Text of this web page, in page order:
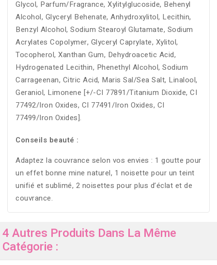
Glycol, Parfum/Fragrance, Xylitylglucoside, Behenyl
Alcohol, Glyceryl Behenate, Anhydroxylitol, Lecithin,
Benzyl Alcohol, Sodium Stearoyl Glutamate, Sodium
Acrylates Copolymer, Glyceryl Caprylate, Xylitol,
Tocopherol, Xanthan Gum, Dehydroacetic Acid,
Hydrogenated Lecithin, Phenethyl Alcohol, Sodium
Carrageenan, Citric Acid, Maris Sal/Sea Salt, Linalool,
Geraniol, Limonene [+/-CI 77891/Titanium Dioxide, CI
77492/Iron Oxides, CI 77491/Iron Oxides, CI
77499/Iron Oxides].
Conseils beauté :
Adaptez la couvrance selon vos envies : 1 goutte pour
un effet bonne mine naturel, 1 noisette pour un teint
unifié et sublimé, 2 noisettes pour plus d’éclat et de
couvrance.
4 Autres Produits Dans La Même
Catégorie :